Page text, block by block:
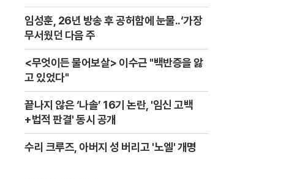
임성훈, 26년 방송 후 공허함에 눈물..‘가장
무서웠던 다음 주
<무엇이든 물어보살> 이수근 "백반증을 앓
고 있었다"
끝나지 않은 ‘나솔’ 16기 논란, '임신 고백
+법적 판결' 동시 공개
수리 크루즈, 아버지 성 버리고 '노엘' 개명